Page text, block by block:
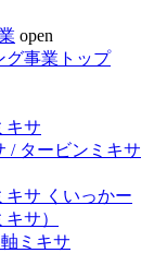
open
グ事業トップ
キサ
/ タービンミキサ
サ くいっかー
サ）
ミキサ